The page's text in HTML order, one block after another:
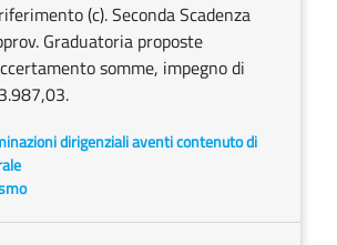
(c). Seconda Scadenza
Graduatoria proposte
somme, impegno di
dirigenziali aventi contenuto di